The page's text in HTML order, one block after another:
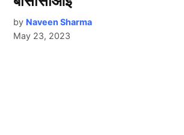
by Naveen Sharma
May 23, 2023